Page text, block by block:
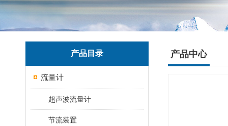
产品目录
流量计
超声波流量计
节流装置
产品中心